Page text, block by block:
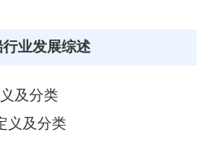
业发展综述
及分类
义及分类